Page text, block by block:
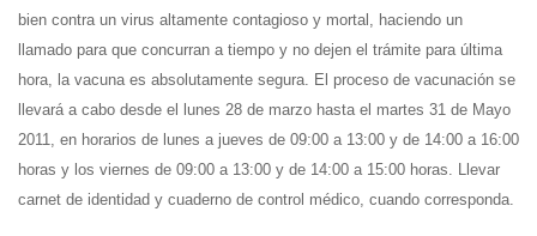
bien contra un virus altamente contagioso y mortal, haciendo un
llamado para que concurran a tiempo y no dejen el trámite para última
hora, la vacuna es absolutamente segura. El proceso de vacunación se
llevará a cabo desde el lunes 28 de marzo hasta el martes 31 de Mayo
2011, en horarios de lunes a jueves de 09:00 a 13:00 y de 14:00 a 16:00
horas y los viernes de 09:00 a 13:00 y de 14:00 a 15:00 horas. Llevar
carnet de identidad y cuaderno de control médico, cuando corresponda.